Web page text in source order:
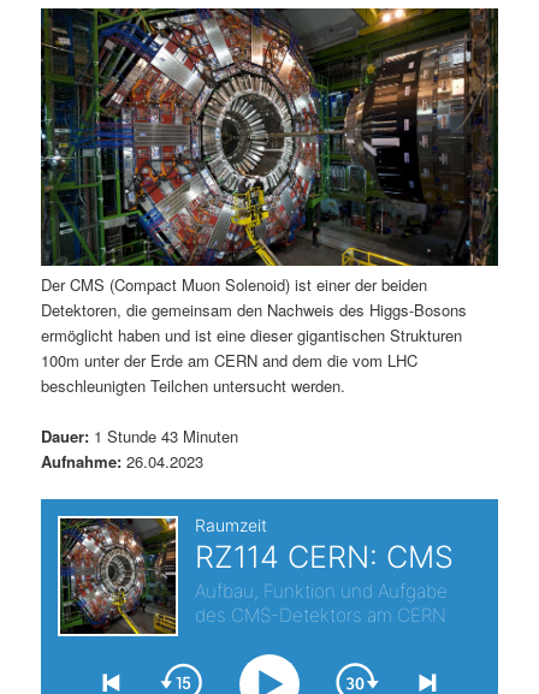
ä
r
e
n
I
n
h
l
t
s
p
n
d
ä
r
e
n
I
h
a
l
t
n
a
v
i
g
a
t
i
o
n
Der CMS (Compact Muon Solenoid) ist einer der beiden
Detektoren, die gemeinsam den Nachweis des Higgs-Bosons
ermöglicht haben und ist eine dieser gigantischen Strukturen
100m unter der Erde am CERN and dem die vom LHC
beschleunigten Teilchen untersucht werden.
Dauer: 1 Stunde 43 Minuten
Aufnahme: 26.04.2023